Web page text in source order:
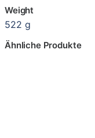
Weight
522 g
Ähnliche Produkte